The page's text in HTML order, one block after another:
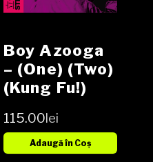
Boy Azooga
‎– (One) (Two)
(Kung Fu!)
115.00lei
Adaugă în Coș